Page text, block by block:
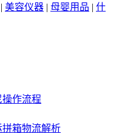
| 美容仪器 | 母婴用品 | 什
作流程
箱物流解析